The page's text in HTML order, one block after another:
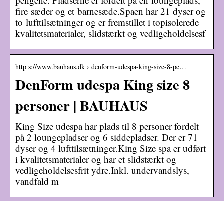
fire sæder og et barnesæde.Spaen har 21 dyser og
to lufttilsætninger og er fremstillet i topisolerede
kvalitetsmaterialer, slidstærkt og vedligeholdelsesf
http s://www.bauhaus.dk › denform-udespa-king-size-8-pe…
DenForm udespa King size 8
personer | BAUHAUS
King Size udespa har plads til 8 personer fordelt
på 2 loungepladser og 6 siddepladser. Der er 71
dyser og 4 lufttilsætninger.King Size spa er udført
i kvalitetsmaterialer og har et slidstærkt og
vedligeholdelsesfrit ydre.Inkl. undervandslys,
vandfald m